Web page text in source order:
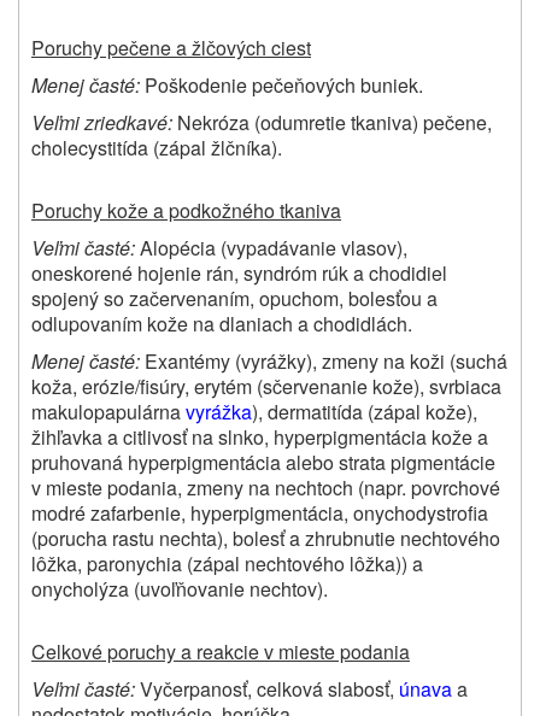
Poruchy pečene a žlčových ciest
Menej časté: Poškodenie pečeňových buniek.
Veľmi zriedkavé: Nekróza (odumretie tkaniva) pečene,
cholecystitída (zápal žlčníka).
Poruchy kože a podkožného tkaniva
Veľmi časté:Alopécia (vypadávanie vlasov),
oneskorené hojenie rán, syndróm rúk a chodidiel
spojený so začervenaním, opuchom, bolesťou a
odlupovaním kože na dlaniach a chodidlách.
Menej časté: Exantémy (vyrážky), zmeny na koži (suchá
koža, erózie/fisúry, erytém (sčervenanie kože), svrbiaca
makulopapulárnavyrážka), dermatitída (zápal kože),
žihľavka a citlivosť na slnko, hyperpigmentácia kože a
pruhovaná hyperpigmentácia alebo strata pigmentácie
v mieste podania, zmeny na nechtoch (napr. povrchové
modré zafarbenie, hyperpigmentácia, onychodystrofia
(porucha rastu nechta), bolesť a zhrubnutie nechtového
lôžka, paronychia (zápal nechtového lôžka)) a
onycholýza (uvoľňovanie nechtov).
Celkové poruchy a reakcie v mieste podania
Veľmi časté:Vyčerpanosť, celková slabosť, únavaa